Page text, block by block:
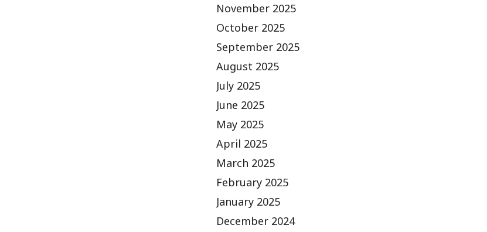
November 2025
October 2025
September 2025
August 2025
July 2025
June 2025
May 2025
April 2025
March 2025
February 2025
January 2025
December 2024